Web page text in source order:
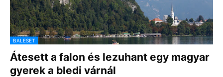
BALESET
Átesett a falon és lezuhant egy magyar
gyerek a bledi várnál